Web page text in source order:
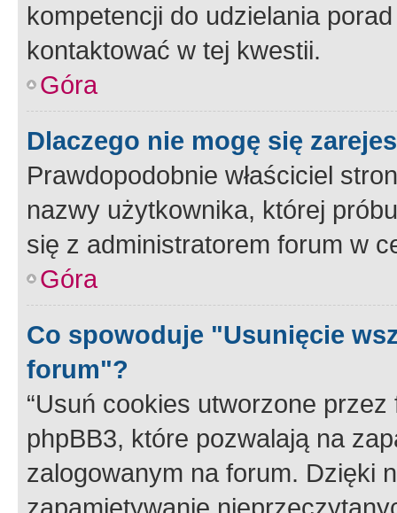
kompetencji do udzielania
kontaktować w tej kwestii.
Góra
Dlaczego nie mogę się
Prawdopodobnie właściciel
nazwy użytkownika, której
się z administratorem forum w
Góra
Co spowoduje "Usunięcie
forum"?
“Usuń cookies utworzone
phpBB3, które pozwalają na
zalogowanym na forum. Dzięki